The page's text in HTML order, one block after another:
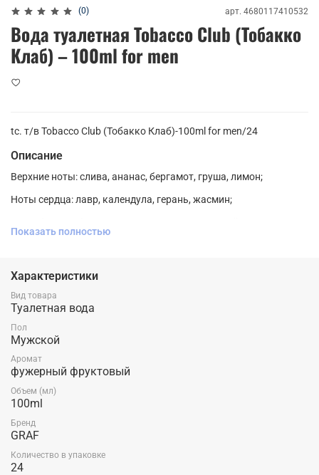
(0) арт. 4680117410532
Вода туалетная Tobacco Club (Тобакко
Клаб) – 100ml for men
tc. т/в Tobacco Club (Тобакко Клаб)-100ml for men/24
Описание
Верхние ноты: слива, ананас, бергамот, груша, лимон;
Ноты сердца: лавр, календула, герань, жасмин;
Показать полностью
Характеристики
Вид товара
Туалетная вода
Пол
Мужской
Аромат
фужерный фруктовый
Объем (мл)
100ml
Бренд
GRAF
Количество в упаковке
24